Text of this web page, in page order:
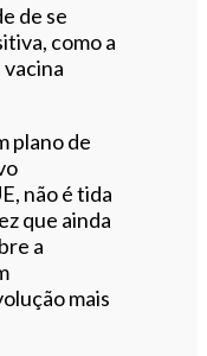
de se
como a
plano de
não é tida
que ainda
a
mais